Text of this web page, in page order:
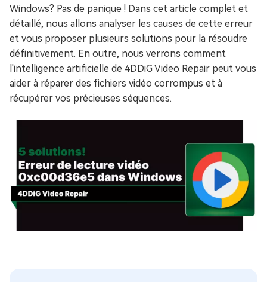
Windows? Pas de panique ! Dans cet article complet et
détaillé, nous allons analyser les causes de cette erreur
et vous proposer plusieurs solutions pour la résoudre
définitivement. En outre, nous verrons comment
l'intelligence artificielle de 4DDiG Video Repair peut vous
aider à réparer des fichiers vidéo corrompus et à
récupérer vos précieuses séquences.